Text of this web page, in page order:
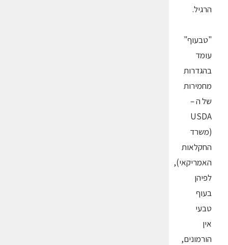
הרגיל.
"טבעוף"
עומד
בהגדרות
מחמירות
של ה –
USDA
(משרד
החקלאות
האמריקאי),
לפיהן
בעוף
טבעי
אין
הורמונים,